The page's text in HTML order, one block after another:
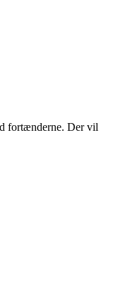
fortænderne. Der vil